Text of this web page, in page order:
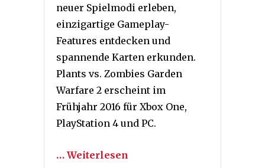
neuer Spielmodi erleben,
einzigartige Gameplay-
Features entdecken und
spannende Karten erkunden.
Plants vs. Zombies Garden
Warfare 2 erscheint im
Frühjahr 2016 für Xbox One,
PlayStation 4 und PC.
… Weiterlesen